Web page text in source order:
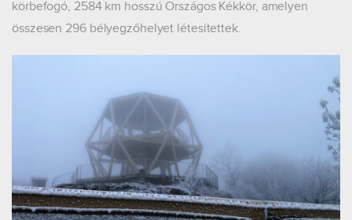
körbefogó, 2584 km hosszú Országos Kékkör, amelyen
összesen 296 bélyegzőhelyet létesítettek.